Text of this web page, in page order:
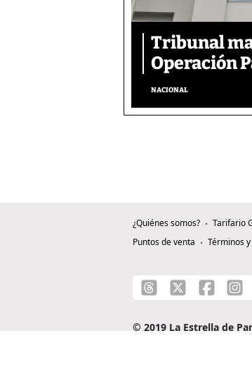
Tribunal
Operación
NACIONAL
¿Quiénes somos? Tarifario
Puntos de venta
Términos
© 2019 La Estrella de